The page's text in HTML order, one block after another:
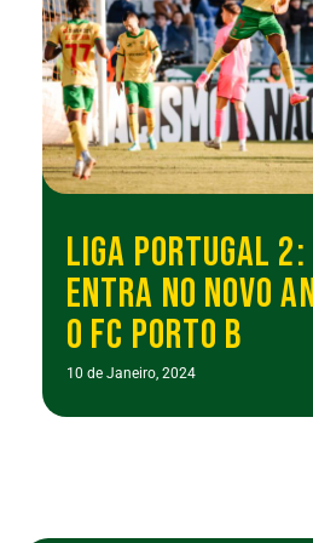
LIGA PORTUGAL 2:
ENTRA NO NOVO
O FC PORTO B
10 de Janeiro, 2024